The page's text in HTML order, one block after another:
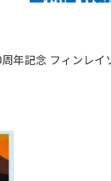
年記念 フィンレイ